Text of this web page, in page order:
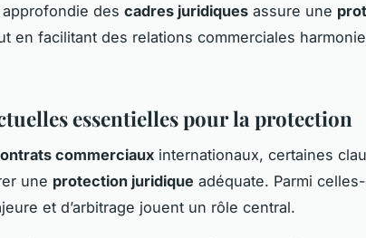
des cadres juridiques assure une
en facilitant des relations commerciales
essentielles pour la protection
commerciaux internationaux, certaines
une protection juridique adéquate. Parmi
et d’arbitrage jouent un rôle central.